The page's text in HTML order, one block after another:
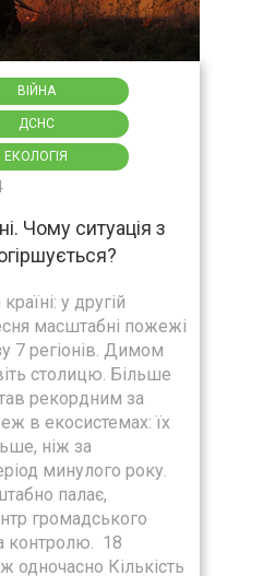
ВІЙНА
ДСНС
ЕКОЛОГІЯ
Чому ситуація з
у другій
масштабні пожежі
7 регіонів. Димом
столицю. Більше
рекордним за
в екосистемах: їх
ніж за
минулого року.
палає,
громадського
контролю. 18
одночасно Кількість